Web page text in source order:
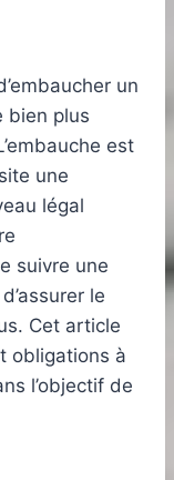
un
bien plus
est
une
légal
suivre une
le
Cet article
obligations à
l’objectif de